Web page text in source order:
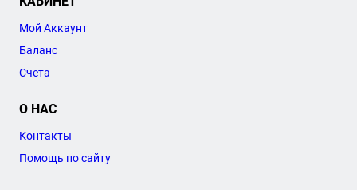
Мой Аккаунт
Баланс
Счета
О НАС
Контакты
Помощь по сайту